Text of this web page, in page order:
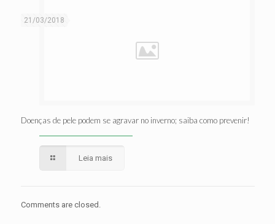
21/03/2018
Doenças de pele podem se agravar no inverno; saiba como prevenir!
Leia mais
Comments are closed.